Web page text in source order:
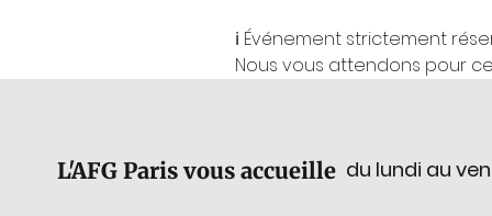
ℹ️ Événement strictement
Nous vous attendons pour
L'AFG Paris vous accueille du lundi au